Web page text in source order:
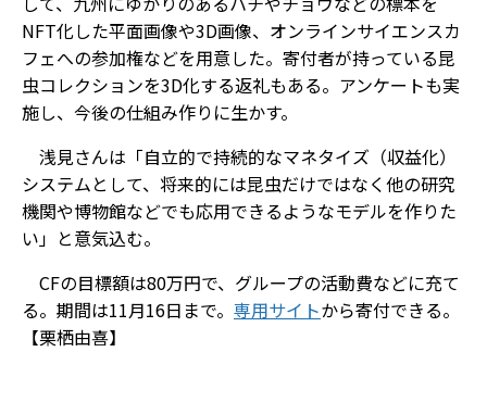
NFT化した平面画像や3D画像、オンラインサイエンスカ
フェへの参加権などを用意した。寄付者が持っている昆
虫コレクションを3D化する返礼もある。アンケートも実
施し、今後の仕組み作りに生かす。
浅見さんは「自立的で持続的なマネタイズ（収益化）
システムとして、将来的には昆虫だけではなく他の研究
機関や博物館などでも応用できるようなモデルを作りた
い」と意気込む。
CFの目標額は80万円で、グループの活動費などに充て
る。期間は11月16日まで。 専用サイトから寄付できる。
【栗栖由喜】